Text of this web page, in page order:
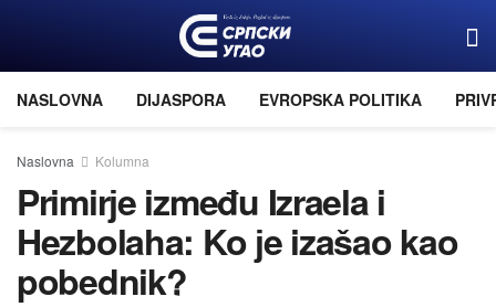
NASLOVNA DIJASPORA EVROPSKA POLITIKA
Naslovna Kolumna
Primirјe između Izraela i
Hezbolaha: Ko јe izašao kao
pobednik?